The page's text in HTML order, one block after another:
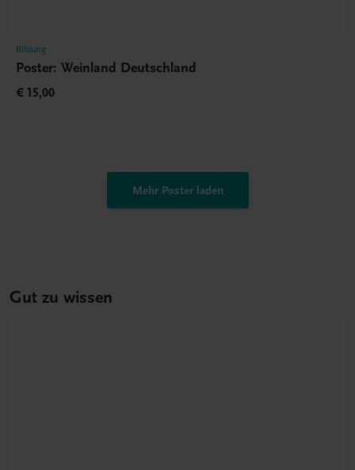
Bildung
Poster: Weinland Deutschland
€ 15,00
Mehr Poster laden
Gut zu wissen